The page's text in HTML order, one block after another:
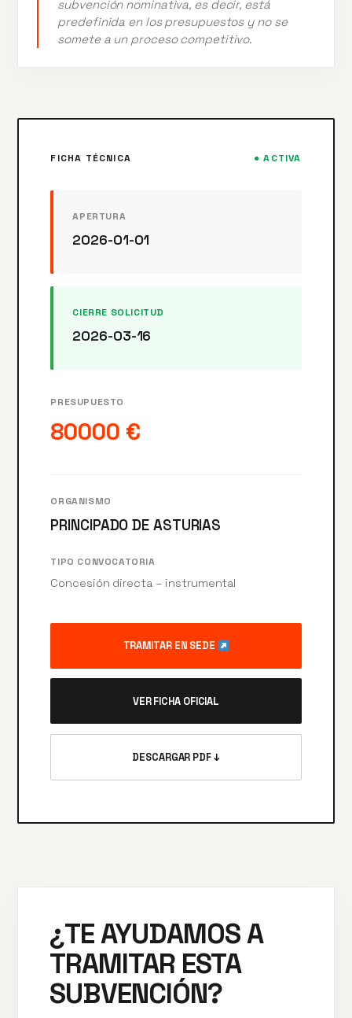
subvención nominativa, es decir, está
predefinida en los presupuestos y no se
somete a un proceso competitivo.
FICHA TÉCNICA ● ACTIVA
APERTURA
2026-01-01
CIERRE SOLICITUD
2026-03-16
PRESUPUESTO
80000 €
ORGANISMO
PRINCIPADO DE ASTURIAS
TIPO CONVOCATORIA
Concesión directa – instrumental
TRAMITAR EN SEDE
VER FICHA OFICIAL
DESCARGAR PDF ↓
¿TE AYUDAMOS A
TRAMITAR ESTA
SUBVENCIÓN?